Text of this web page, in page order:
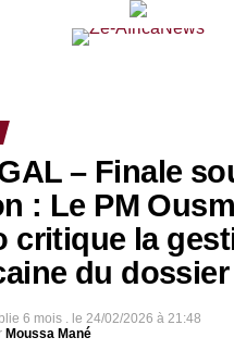
– Finale
: Le PM
critique la
du dossier
6 mois . le 24/02/2026 à 21:48
Moussa Mané